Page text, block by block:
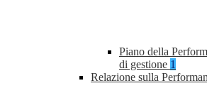
Piano della
di gestione 1
Relazione sulla